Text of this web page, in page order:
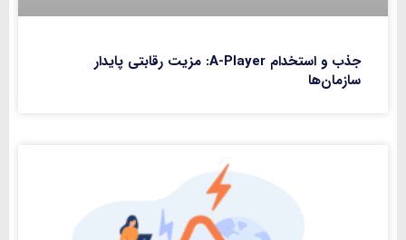
جذب و استخدام A-Player: مزیت رقابتی پایدار
سازمان‌ها